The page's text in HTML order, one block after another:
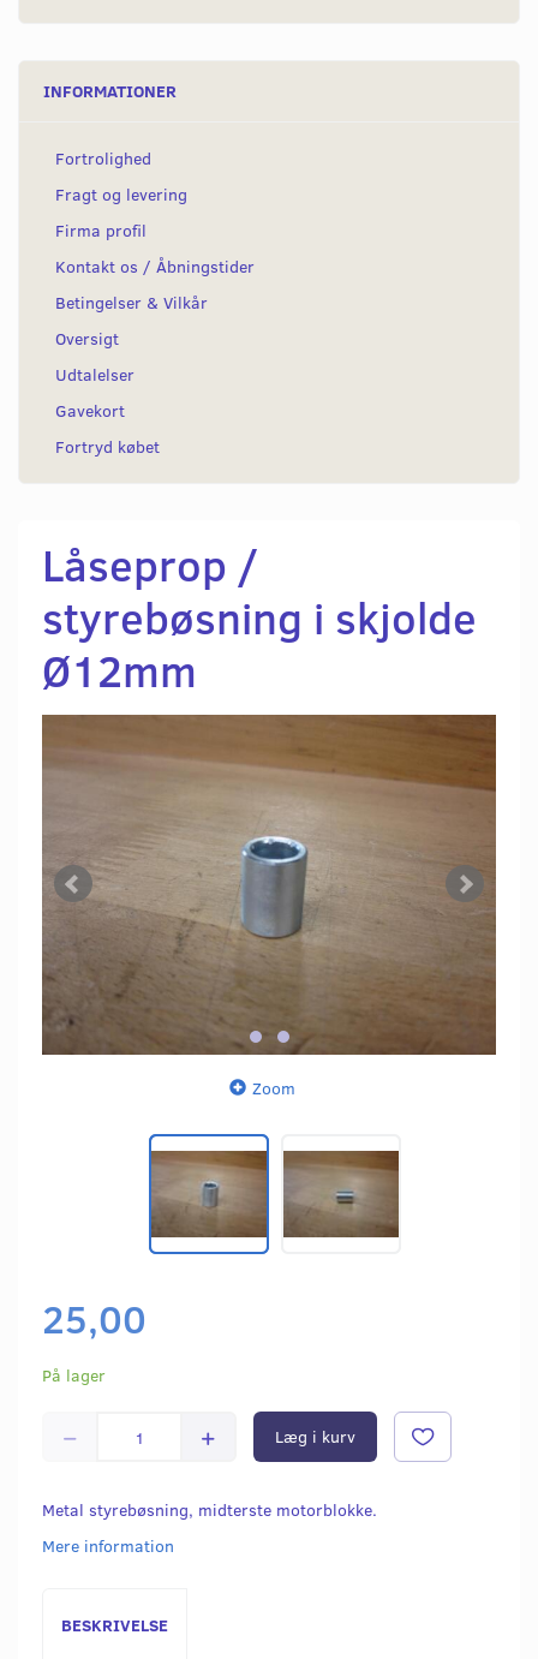
INFORMATIONER
Fortrolighed
Fragt og levering
Firma profil
Kontakt os / Åbningstider
Betingelser & Vilkår
Oversigt
Udtalelser
Gavekort
Fortryd købet
Låseprop /
styrebøsning i skjolde
Ø12mm
Zoom
25,00
På lager
Læg i kurv
Metal styrebøsning, midterste motorblokke.
Mere information
BESKRIVELSE